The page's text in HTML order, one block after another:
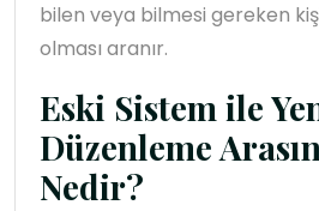
bilen veya bilmesi gereken
olması aranır.
Eski Sistem ile
Düzenleme
Nedir?